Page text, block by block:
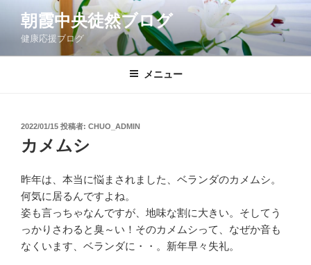
ン
朝霞中央徒然ブログ
健康応援ブログ
メニュー
投
日:
2022/01/15 投稿者: CHUO_ADMIN
カメムシ
昨年は、本当に悩まされました、ベランダのカメムシ。
何気に居るんですよね。
姿も言っちゃなんですが、地味な割に大きい。そしてう
っかりさわると臭～い！そのカメムシって、なぜか音も
なくいます、ベランダに・・。新年早々失礼。